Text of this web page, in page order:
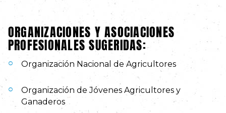
ORGANIZACIONES Y ASOCIACIONES
PROFESIONALES SUGERIDAS:
Organización Nacional de Agricultores
Organización de Jóvenes Agricultores y
Ganaderos